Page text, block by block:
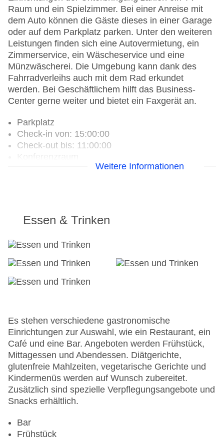
Raum und ein Spielzimmer. Bei einer Anreise mit
dem Auto können die Gäste dieses in einer Garage
oder auf dem Parkplatz parken. Unter den weiteren
Leistungen finden sich eine Autovermietung, ein
Zimmerservice, ein Wäscheservice und eine
Münzwäscherei. Die Umgebung kann dank des
Fahrradverleihs auch mit dem Rad erkundet
werden. Bei Geschäftlichem hilft das Business-
Center gerne weiter und bietet ein Faxgerät an.
Parkplatz
Check-in von: 15:00:00
Check-out bis: 11:00:00
Konferenzraum
Letzte umfassende Renovierung: 2017
Lift
Anzahl der Konferenzräume: 4
Anzahl der Aufzüge: 1
Zimmerservice
Gesamtanzahl der Zimmer: 125
Zahlungsarten: American Express, Diners Club,
EC Maestro, Mastercard, Visa
Landeskategorie: 3 Sterne
Weitere Informationen
Essen & Trinken
Es stehen verschiedene gastronomische
Einrichtungen zur Auswahl, wie ein Restaurant, ein
Café und eine Bar. Angeboten werden Frühstück,
Mittagessen und Abendessen. Diätgerichte,
glutenfreie Mahlzeiten, vegetarische Gerichte und
Kindermenüs werden auf Wunsch zubereitet.
Zusätzlich sind spezielle Verpflegungsangebote und
Snacks erhältlich.
Bar
Frühstück